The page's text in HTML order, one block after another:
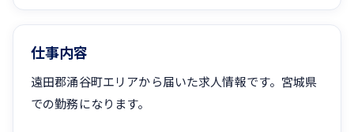
仕事内容
遠田郡涌谷町エリアから届いた求人情報です。宮城県
での勤務になります。